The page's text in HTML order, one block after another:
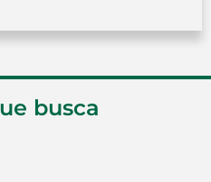
busca